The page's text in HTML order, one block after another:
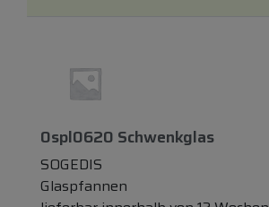
0spl0620 Schwenkglas
SOGEDIS
Glaspfannen